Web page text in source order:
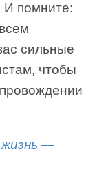
И помните:
сильные
чтобы
—